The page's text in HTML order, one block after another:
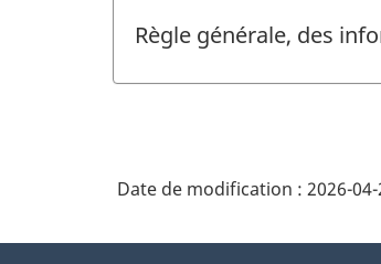
Règle générale, des
Date de modification : 2026-04-